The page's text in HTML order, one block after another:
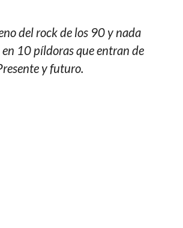
del rock de los 90 y nada
en 10 píldoras que entran de
y futuro.